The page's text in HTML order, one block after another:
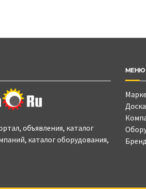
объявления, каталог
каталог оборудования,
МЕНЮ